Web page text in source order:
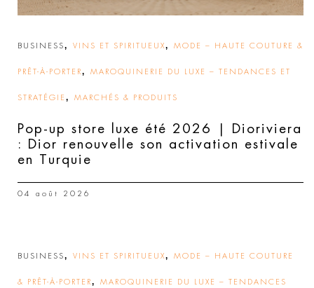
BUSINESS, VINS ET SPIRITUEUX, MODE – HAUTE COUTURE &
PRÊT-À-PORTER, MAROQUINERIE DU LUXE – TENDANCES ET
STRATÉGIE , MARCHÉS & PRODUITS
Pop-up store luxe été 2026 | Dioriviera
: Dior renouvelle son activation estivale
en Turquie
04 août 2026
BUSINESS, VINS ET SPIRITUEUX, MODE – HAUTE COUTURE
& PRÊT-À-PORTER, MAROQUINERIE DU LUXE – TENDANCES